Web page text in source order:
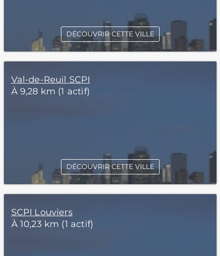
DÉCOUVRIR CETTE VILLE
Val-de-Reuil SCPI
À 9,28 km (1 actif)
DÉCOUVRIR CETTE VILLE
SCPI Louviers
À 10,23 km (1 actif)